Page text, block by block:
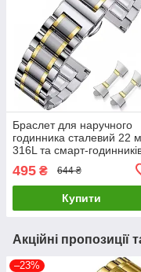
Браслет для наручного
годинника сталевий 22
316L та смарт-
IBW926SY )
495 ₴ 644 ₴
Купити
Акційні пропозиції
–23%